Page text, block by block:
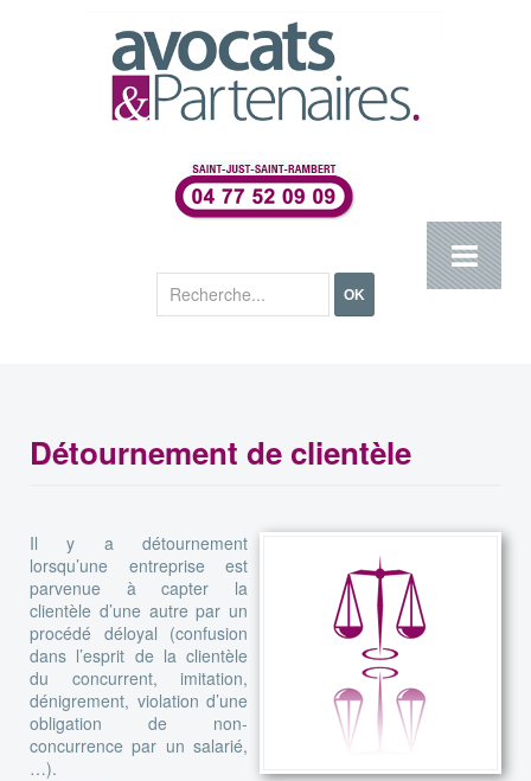
OK
Détournement de clientèle
Il y a détournement
lorsqu’une entreprise est
parvenue à capter la
clientèle d’une autre par un
procédé déloyal (confusion
dans l’esprit de la clientèle
du concurrent, imitation,
dénigrement, violation d’une
obligation de non-
concurrence par un salarié,
…).